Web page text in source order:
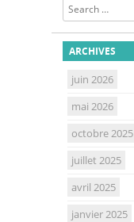
Search
ARCHIVES
juin 2026
mai 2026
octobre 2025
juillet 2025
avril 2025
janvier 2025